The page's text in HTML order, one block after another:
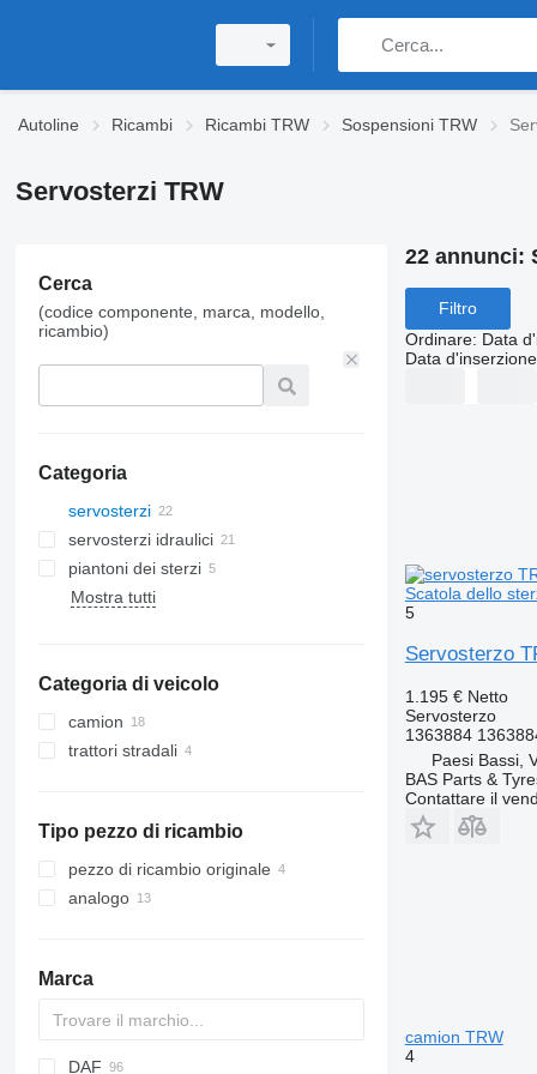
Autoline Ricambi Ricambi TRW Sospensioni TRW
Servosterzi TRW
Cerca
(codice componente, marca, modello,
ricambio)
Categoria
servosterzi
servosterzi idraulici
piantoni dei sterzi
Mostra tutti
Categoria di veicolo
camion
trattori stradali
Tipo pezzo di ricambio
pezzo di ricambio originale
analogo
Marca
BM
DAF
22 annunci:
Filtro
Ordinare: Data
Data d'inserzione
Scatola dello
5
Servosterzo
1.195 € Netto
Servosterzo
1363884
Paesi Bassi,
BAS Parts &
Contattare il
camion TRW
4